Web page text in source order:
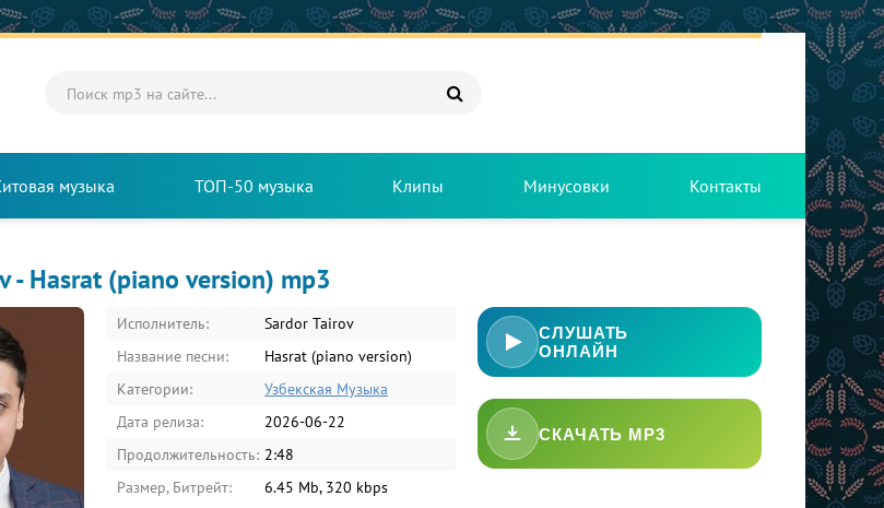
музыка ТОП-50 музыка Клипы Минусовки Контакты
- Hasrat (piano version) mp3
Исполнитель:
Sardor Tairov
Название песни:
Hasrat (piano version)
Категории:
Узбекская Музыка
Дата релиза:
2026-06-22
Продолжительность: 2:48
Размер, Битрейт:
6.45 Mb, 320 kbps
СЛУШАТЬ
ОНЛАЙН
СКАЧАТЬ MP3